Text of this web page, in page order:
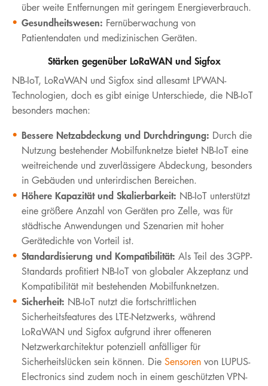
über weite Entfernungen mit geringem Energieverbrauch.
Gesundheitswesen: Fernüberwachung von
Patientendaten und medizinischen Geräten.
Stärken gegenüber LoRaWAN und Sigfox
NB-IoT, LoRaWAN und Sigfox sind allesamt LPWAN-
Technologien, doch es gibt einige Unterschiede, die NB-IoT
besonders machen:
Bessere Netzabdeckung und Durchdringung: Durch die
Nutzung bestehender Mobilfunknetze bietet NB-IoT eine
weitreichende und zuverlässigere Abdeckung, besonders
in Gebäuden und unterirdischen Bereichen.
Höhere Kapazität und Skalierbarkeit: NB-IoT unterstützt
eine größere Anzahl von Geräten pro Zelle, was für
städtische Anwendungen und Szenarien mit hoher
Gerätedichte von Vorteil ist.
Standardisierung und Kompatibilität: Als Teil des 3GPP-
Standards profitiert NB-IoT von globaler Akzeptanz und
Kompatibilität mit bestehenden Mobilfunknetzen.
Sicherheit: NB-IoT nutzt die fortschrittlichen
Sicherheitsfeatures des LTE-Netzwerks, während
LoRaWAN und Sigfox aufgrund ihrer offeneren
Netzwerkarchitektur potenziell anfälliger für
Sicherheitslücken sein können. Die Sensoren von LUPUS-
Electronics sind zudem noch in einem geschützten VPN-